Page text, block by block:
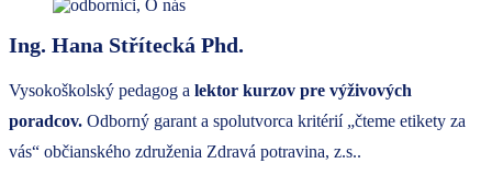
Ing. Hana Střítecká Phd.
Vysokoškolský pedagog a lektor kurzov pre výživových
poradcov. Odborný garant a spolutvorca kritérií „čteme etikety za
vás“ občianského združenia Zdravá potravina, z.s..